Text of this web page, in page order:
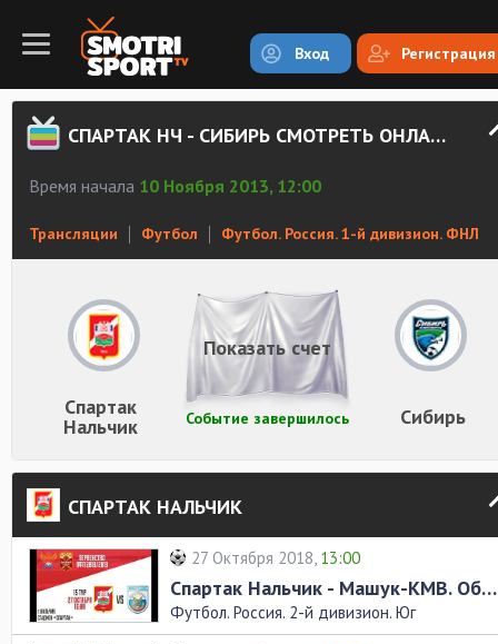
Вход Регистрация
СПАРТАК НЧ - СИБИРЬ СМОТРЕТЬ ОНЛАЙН
Время начала 10 Ноября 2013, 12:00
Трансляции Футбол Футбол. Россия. 1-й дивизион. ФНЛ
Спартак
Нальчик Сибирь
Событие завершилось
Показать счет
СПАРТАК НАЛЬЧИК
27 Октября 2018, 13:00
Спартак Нальчик - Машук-КМВ. Обзор матча
Футбол. Россия. 2-й дивизион. Юг